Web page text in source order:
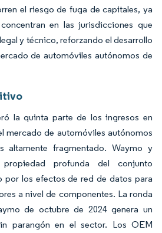
el riesgo de fuga de capitales, ya
en las jurisdicciones que
y técnico, reforzando el desarrollo
de automóviles autónomos de
la quinta parte de los ingresos en
mercado de automóviles autónomos
altamente fragmentado. Waymo y
profunda del conjunto
por los efectos de red de datos para
a nivel de componentes. La ronda
de octubre de 2024 genera un
parangón en el sector. Los OEM